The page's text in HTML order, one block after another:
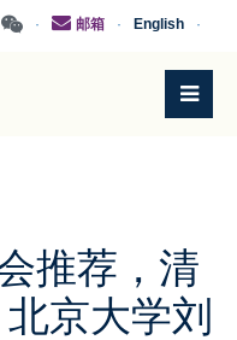
·
English
·
邮箱
·
推荐，清
京大学刘